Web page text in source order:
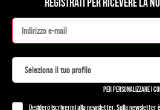
PER PERSONALIZZARE I
Desidero iscrivermi alla newsletter. Sulla newsletter